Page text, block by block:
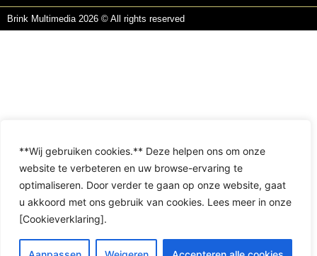
**Wij gebruiken cookies.** Deze helpen ons om onze
website te verbeteren en uw browse-ervaring te
optimaliseren. Door verder te gaan op onze website, gaat
u akkoord met ons gebruik van cookies. Lees meer in onze
[Cookieverklaring].
Brink Multimedia 2026 © All rights reserved